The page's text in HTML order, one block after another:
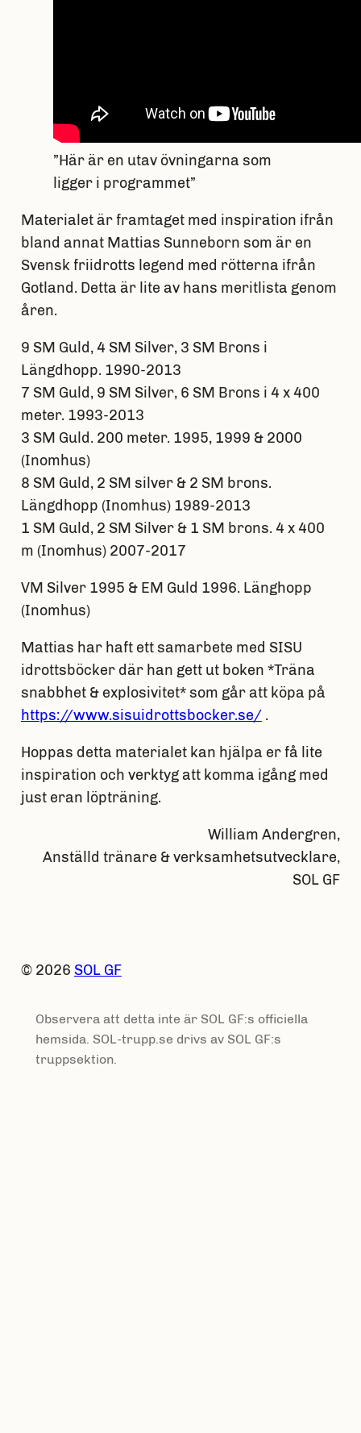
”Här är en utav övningarna som
ligger i programmet”
Materialet är framtaget med inspiration ifrån
bland annat Mattias Sunneborn som är en
Svensk friidrotts legend med rötterna ifrån
Gotland. Detta är lite av hans meritlista genom
åren.
9 SM Guld, 4 SM Silver, 3 SM Brons i
Längdhopp. 1990-2013
7 SM Guld, 9 SM Silver, 6 SM Brons i 4 x 400
meter. 1993-2013
3 SM Guld. 200 meter. 1995, 1999 & 2000
(Inomhus)
8 SM Guld, 2 SM silver & 2 SM brons.
Längdhopp (Inomhus) 1989-2013
1 SM Guld, 2 SM Silver & 1 SM brons. 4 x 400
m (Inomhus) 2007-2017
VM Silver 1995 & EM Guld 1996. Länghopp
(Inomhus)
Mattias har haft ett samarbete med SISU
idrottsböcker där han gett ut boken *Träna
snabbhet & explosivitet* som går att köpa på
https://www.sisuidrottsbocker.se/.
Hoppas detta materialet kan hjälpa er få lite
inspiration och verktyg att komma igång med
just eran löpträning.
William Andergren,
Anställd tränare & verksamhetsutvecklare,
SOL GF
© 2026 SOL GF
Observera att detta inte är SOL GF:s officiella
hemsida. SOL-trupp.se drivs av SOL GF:s
truppsektion.